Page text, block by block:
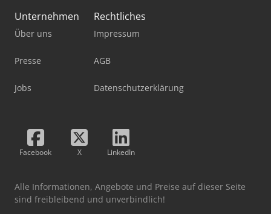
Unternehmen
Über uns
Presse
Jobs
Rechtliches
Impressum
AGB
Datenschutzerklärung
Facebook X LinkedIn
Alle Informationen, Angebote und Preise auf dieser Seite
sind freibleibend und unverbindlich!